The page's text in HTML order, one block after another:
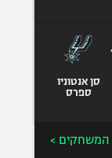
סן אנטוניו
ספרס
המשחקים >